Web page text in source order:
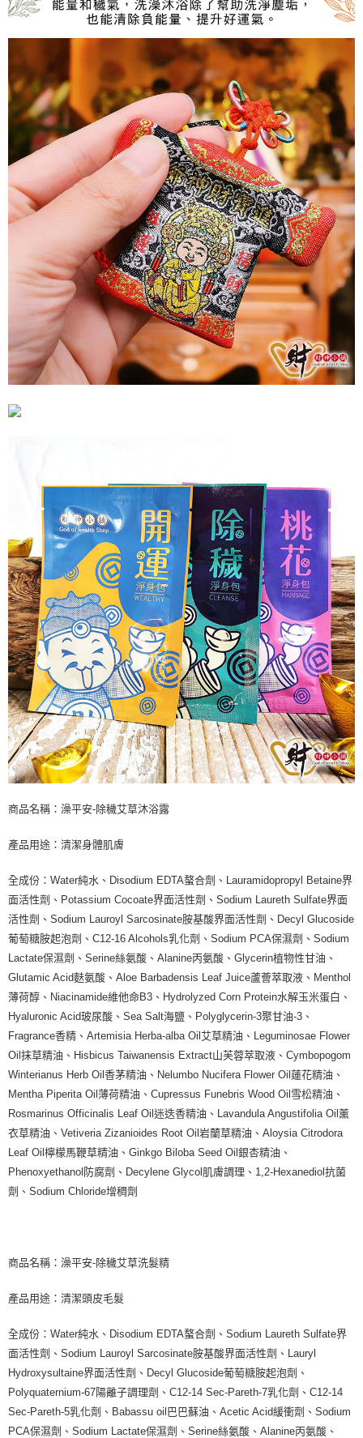
商品名稱：澡平安-除穢艾草沐浴露
產品用途：清潔身體肌膚
全成份：Water純水、Disodium EDTA螯合劑、Lauramidopropyl Betaine界
面活性劑、Potassium Cocoate界面活性劑、Sodium Laureth Sulfate界面
活性劑、Sodium Lauroyl Sarcosinate胺基酸界面活性劑、Decyl Glucoside
葡萄糖胺起泡劑、C12-16 Alcohols乳化劑、Sodium PCA保濕劑、Sodium
Lactate保濕劑、Serine絲氨酸、Alanine丙氨酸、Glycerin植物性甘油、
Glutamic Acid麩氨酸、Aloe Barbadensis Leaf Juice蘆薈萃取液、Menthol
薄荷醇、Niacinamide維他命B3、Hydrolyzed Corn Protein水解玉米蛋白、
Hyaluronic Acid玻尿酸、Sea Salt海鹽、Polyglycerin-3聚甘油-3、
Fragrance香精、Artemisia Herba-alba Oil艾草精油、Leguminosae Flower
Oil抹草精油、Hisbicus Taiwanensis Extract山芙蓉萃取液、Cymbopogom
Winterianus Herb Oil香茅精油、Nelumbo Nucifera Flower Oil蓮花精油、
Mentha Piperita Oil薄荷精油、Cupressus Funebris Wood Oil雪松精油、
Rosmarinus Officinalis Leaf Oil迷迭香精油、Lavandula Angustifolia Oil薰
衣草精油、Vetiveria Zizanioides Root Oil岩蘭草精油、Aloysia Citrodora
Leaf Oil檸檬馬鞭草精油、Ginkgo Biloba Seed Oil銀杏精油、
Phenoxyethanol防腐劑、Decylene Glycol肌膚調理、1,2-Hexanediol抗菌
劑、Sodium Chloride增稠劑
商品名稱：澡平安-除穢艾草洗髮精
產品用途：清潔頭皮毛髮
全成份：Water純水、Disodium EDTA螯合劑、Sodium Laureth Sulfate界
面活性劑、Sodium Lauroyl Sarcosinate胺基酸界面活性劑、Lauryl
Hydroxysultaine界面活性劑、Decyl Glucoside葡萄糖胺起泡劑、
Polyquaternium-67陽離子調理劑、C12-14 Sec-Pareth-7乳化劑、C12-14
Sec-Pareth-5乳化劑、Babassu oil巴巴蘇油、Acetic Acid緩衝劑、Sodium
PCA保濕劑、Sodium Lactate保濕劑、Serine絲氨酸、Alanine丙氨酸、